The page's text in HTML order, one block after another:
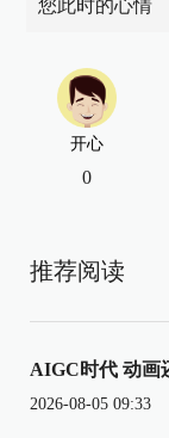
您此时的心情
开心
0
推荐阅读
AIGC时代 动画
2026-08-05 09:33